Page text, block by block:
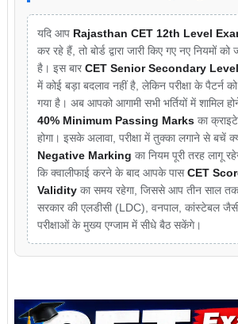
यदि आप Rajasthan CET 12th Level
कर रहे हैं, तो बोर्ड द्वारा जारी किए गए नए नियमों
है। इस बार CET Senior Secondary
में कोई बड़ा बदलाव नहीं है, लेकिन परीक्षा के पैटर्न
गया है। अब आपको आगामी सभी भर्तियों में शामिल
40% Minimum Passing Marksका
होगा। इसके अलावा, परीक्षा में तुक्का लगाने से बचें
Negative Marking का नियम पूरी तरह लागू
कि क्वालीफाई करने के बाद आपके पासCET
Validityका समय रहेगा, जिससे आप तीन साल तक
सरकार की एलडीसी (LDC), वनपाल, कांस्टेबल जैसी
परीक्षाओं के मुख्य एग्जाम में सीधे बैठ सकेंगे।